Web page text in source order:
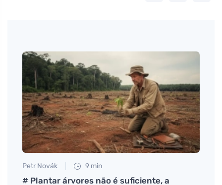
Petr Novák 9 min
# Plantar árvores não é suficiente, a